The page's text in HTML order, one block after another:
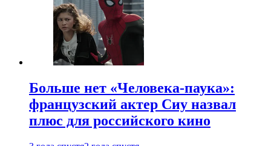
Больше нет «Человека-паука»:
французский актер Сиу назвал
плюс для российского кино